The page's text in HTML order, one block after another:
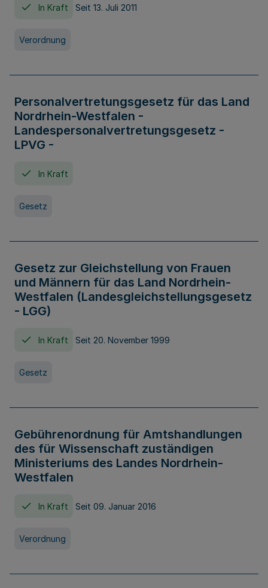
In Kraft Seit 13. Juli 2011
Verordnung
Personalvertretungsgesetz für das Land
Nordrhein-Westfalen -
Landespersonalvertretungsgesetz -
LPVG -
In Kraft
Gesetz
Gesetz zur Gleichstellung von Frauen
und Männern für das Land Nordrhein-
Westfalen (Landesgleichstellungsgesetz
- LGG)
In Kraft Seit 20. November 1999
Gesetz
Gebührenordnung für Amtshandlungen
des für Wissenschaft zuständigen
Ministeriums des Landes Nordrhein-
Westfalen
In Kraft Seit 09. Januar 2016
Verordnung